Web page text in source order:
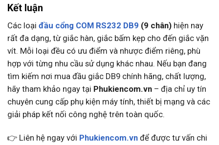
Kết luận
Các loại đầu cổng COM RS232 DB9 (9 chân) hiện nay
rất đa dạng, từ giắc hàn, giắc bấm kẹp cho đến giắc vặn
vít. Mỗi loại đều có ưu điểm và nhược điểm riêng, phù
hợp với từng nhu cầu sử dụng khác nhau. Nếu bạn đang
tìm kiếm nơi mua đầu giắc DB9 chính hãng, chất lượng,
hãy tham khảo ngay tại Phukiencom.vn – địa chỉ uy tín
chuyên cung cấp phụ kiện máy tính, thiết bị mạng và các
giải pháp kết nối công nghệ trên toàn quốc.
👉 Liên hệ ngay với Phukiencom.vn để được tư vấn chi